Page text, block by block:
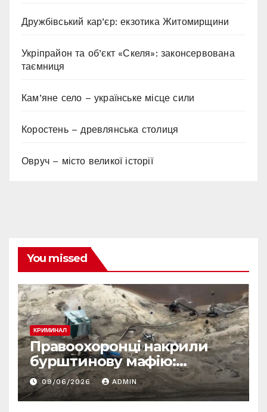
Дружбівський кар’єр: екзотика Житомирщини
Укріпрайон та об’єкт «Скеля»: законсервована
таємниця
Кам’яне село – українське місце сили
Коростень – древлянська столиця
Овруч – місто великої історії
You missed
КРИМИНАЛ
Правоохоронці накрили
бурштинову мафію:
десятки обшуків у різних
регіонах
09/06/2026 ADMIN